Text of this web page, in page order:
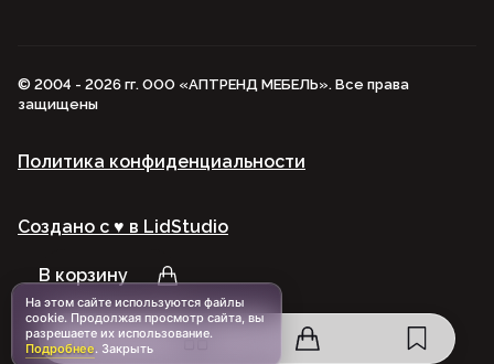
В корзину
© 2004 - 2026 гг. ООО «АПТРЕНД МЕБЕЛЬ». Все права
защищены
Политика конфиденциальности
Создано с ♥️ в LidStudio
На этом сайте используются файлы
cookie. Продолжая просмотр сайта, вы
разрешаете их использование.
Подробнее. Закрыть